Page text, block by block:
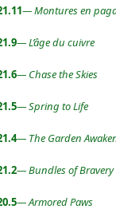
— Montures en
— L’âge du cuivre
— Chase the Skies
— Spring to Life
— The Garden
— Bundles of Bravery
— Armored Paws